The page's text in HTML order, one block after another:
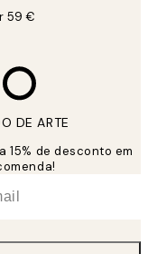
59 €
DE ARTE
de desconto em